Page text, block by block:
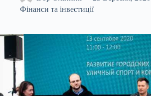
Фінанси та інвестиції